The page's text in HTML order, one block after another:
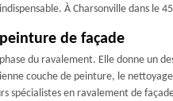
À Charsonville dans
de façade
du ravalement. Elle donne un
couche de peinture, le
spécialistes en ravalement de